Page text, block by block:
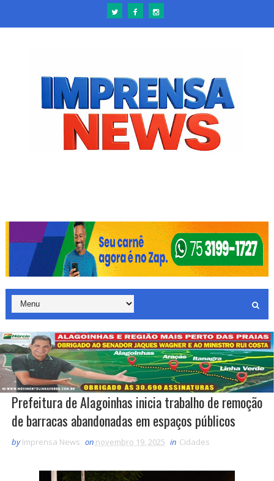
Prefeitura de Alagoinhas inicia trabalho de remoção
de barracas abandonadas em espaços públicos
by Imprensa News on novembro 19, 2025 in Cidades